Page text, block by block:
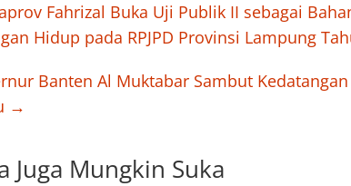
Fahrizal Buka Uji Publik II sebagai
Hidup pada RPJPD Provinsi Lampung
Banten Al Muktabar Sambut
→
Juga Mungkin Suka